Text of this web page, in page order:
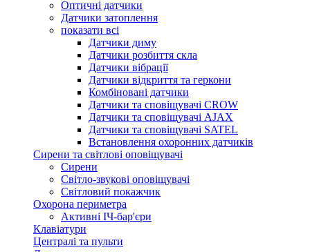
Оптичні датчики
Датчики затоплення
показати всі
Датчики диму
Датчики розбиття скла
Датчики вібрації
Датчики відкриття та геркони
Комбіновані датчики
Датчики та сповіщувачі CROW
Датчики та сповіщувачі AJAX
Датчики та сповіщувачі SATEL
Встановлення охоронних датчиків
Сирени та світлові оповіщувачі
Сирени
Світло-звукові оповіщувачі
Світловий покажчик
Охорона периметра
Активні ІЧ-бар'єри
Клавіатури
Централі та пульти